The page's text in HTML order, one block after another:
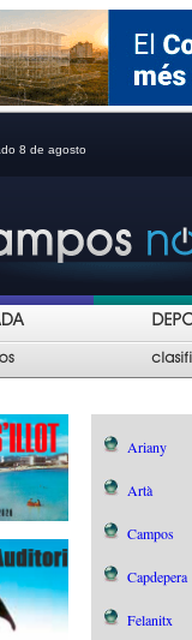
8 de agosto
Ariany
Artà
Campos
Capdepera
Felanitx